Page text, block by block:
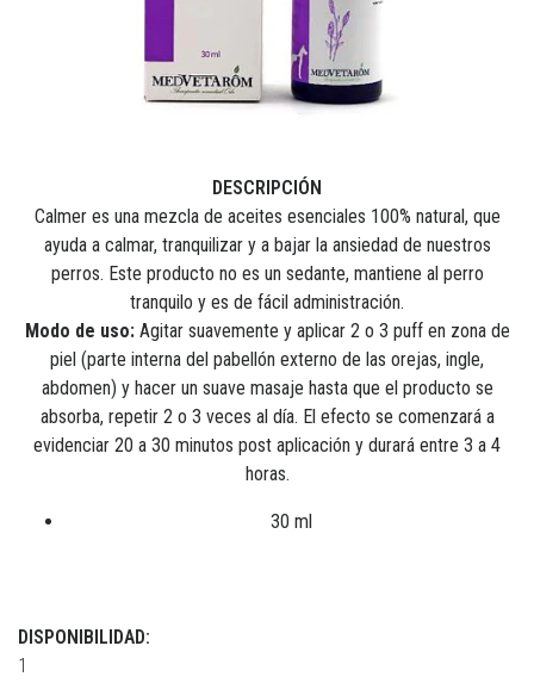
DESCRIPCIÓN
Calmer es una mezcla de aceites esenciales 100% natural, que
ayuda a calmar, tranquilizar y a bajar la ansiedad de nuestros
perros. Este producto no es un sedante, mantiene al perro
tranquilo y es de fácil administración.
Modo de uso: Agitar suavemente y aplicar 2 o 3 puff en zona de
piel (parte interna del pabellón externo de las orejas, ingle,
abdomen) y hacer un suave masaje hasta que el producto se
absorba, repetir 2 o 3 veces al día. El efecto se comenzará a
evidenciar 20 a 30 minutos post aplicación y durará entre 3 a 4
horas.
30 ml
DISPONIBILIDAD:
1